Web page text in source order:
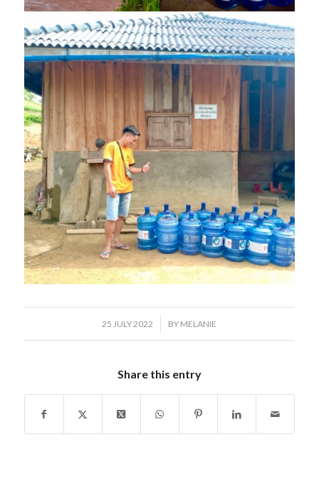
25 JULY 2022
/ BY MELANIE
Share this entry